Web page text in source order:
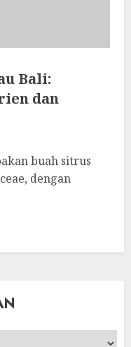
Bali:
dan
buah sitrus
dengan